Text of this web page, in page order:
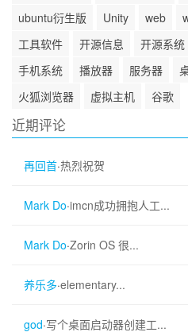
ubuntu衍生版
Unity web
工具软件
开源信息 开源系统
手机系统
播放器 服务器
火狐浏览器
虚拟主机 谷歌
近期评论
再回首·热烈祝贺
Mark Do·imcn成功拥抱人工...
Mark Do·Zorin OS 很...
养乐多·elementary...
god·写个桌面启动器创建工...